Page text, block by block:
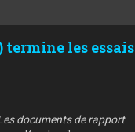
les essais
documents de rapport